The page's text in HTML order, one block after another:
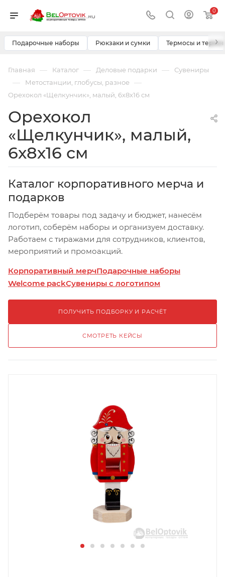
0
Подарочные наборы Рюкзаки и сумки Термосы и ›
Главная — Каталог — Деловые подарки — Сувениры
— Метостанции, глобусы, разное —
Орехокол «Щелкунчик», малый, 6х8х16 см
Орехокол
«Щелкунчик», малый,
6х8х16 см
Каталог корпоративного мерча и
подарков
Подберём товары под задачу и бюджет, нанесём
логотип, соберём наборы и организуем доставку.
Работаем с тиражами для сотрудников, клиентов,
мероприятий и промоакций.
Корпоративный мерчПодарочные наборы
Welcome packСувениры с логотипом
ПОЛУЧИТЬ ПОДБОРКУ И РАСЧЁТ
СМОТРЕТЬ КЕЙСЫ